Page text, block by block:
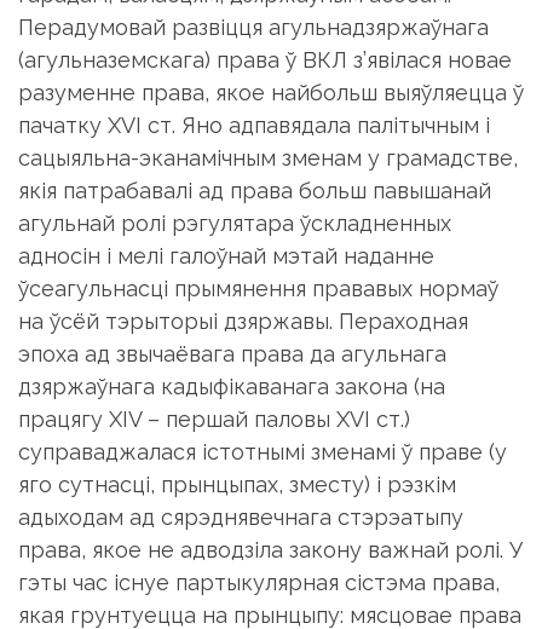
Перадумовай развіцця агульнадзяржаўнага
(агульназемскага) права ў ВКЛ з’явілася новае
разуменне права, якое найбольш выяўляецца ў
пачатку XVI ст. Яно адпавядала палітычным і
сацыяльна-эканамічным зменам у грамадстве,
якія патрабавалі ад права больш павышанай
агульнай ролі рэгулятара ўскладненных
адносін і мелі галоўнай мэтай наданне
ўсеагульнасці прымянення прававых нормаў
на ўсёй тэрыторыі дзяржавы. Пераходная
эпоха ад звычаёвага права да агульнага
дзяржаўнага кадыфікаванага закона (на
працягу XIV – першай паловы XVI ст.)
суправаджалася істотнымі зменамі ў праве (у
яго сутнасці, прынцыпах, зместу) і рэзкім
адыходам ад сярэднявечнага стэрэатыпу
права, якое не адводзіла закону важнай ролі. У
гэты час існуе партыкулярная сістэма права,
якая грунтуецца на прынцыпу: мясцовае права